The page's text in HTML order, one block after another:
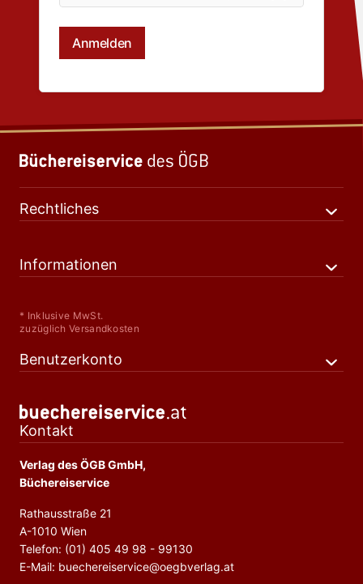
Rechtliches
Informationen
* Inklusive MwSt.
zuzüglich Versandkosten
Benutzerkonto
Kontakt
Verlag des ÖGB GmbH,
Büchereiservice
Rathausstraße 21
A-1010 Wien
Telefon: (01) 405 49 98 - 99130
E-Mail: buechereiservice@oegbverlag.at